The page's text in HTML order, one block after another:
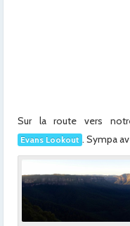
Sur la route vers
Evans Lookout . Sympa